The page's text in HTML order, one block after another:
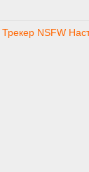
Трекер NSFW